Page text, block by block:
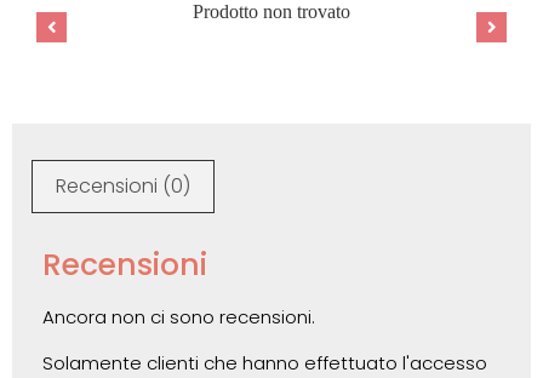
Prodotto non trovato
Recensioni (0)
Recensioni
Ancora non ci sono recensioni.
Solamente clienti che hanno effettuato l'accesso